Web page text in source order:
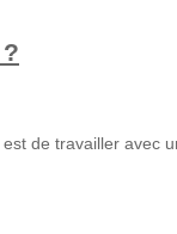
de travailler avec